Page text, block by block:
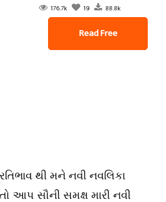
176.7k 19 88.8k
Read Free
થી મને નવી નવલિકા
આપ સૌની સમક્ષ મારી નવી